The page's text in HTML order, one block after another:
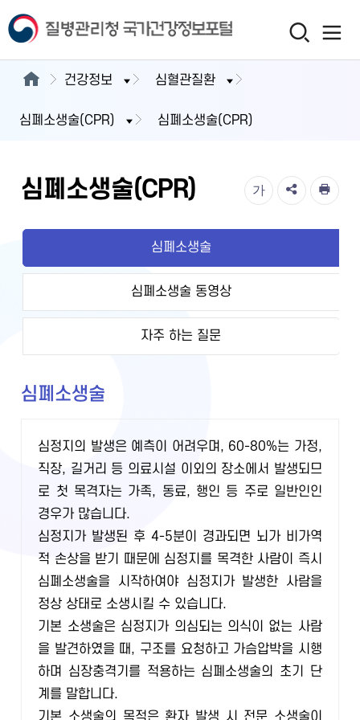
건강정보 심혈관질환
심폐소생술(CPR) 심폐소생술(CPR)
심폐소생술(CPR) 가
심폐소생술
심폐소생술 동영상
자주 하는 질문
심폐소생술
심정지의 발생은 예측이 어려우며, 60-80%는 가정,
직장, 길거리 등 의료시설 이외의 장소에서 발생되므
로 첫 목격자는 가족, 동료, 행인 등 주로 일반인인
경우가 많습니다.
심정지가 발생된 후 4-5분이 경과되면 뇌가 비가역
적 손상을 받기 때문에 심정지를 목격한 사람이 즉시
심폐소생술을 시작하여야 심정지가 발생한 사람을
정상 상태로 소생시킬 수 있습니다.
기본 소생술은 심정지가 의심되는 의식이 없는 사람
을 발견하였을 때, 구조를 요청하고 가슴압박을 시행
하며 심장충격기를 적용하는 심폐소생술의 초기 단
계를 말합니다.
기본 소생술의 목적은 환자 발생 시 전문 소생술이